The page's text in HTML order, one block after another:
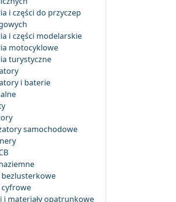
i części do przyczep
i części modelarskie
motocyklowe
turystyczne
i baterie
samochodowe
i materiały opatrunkowe